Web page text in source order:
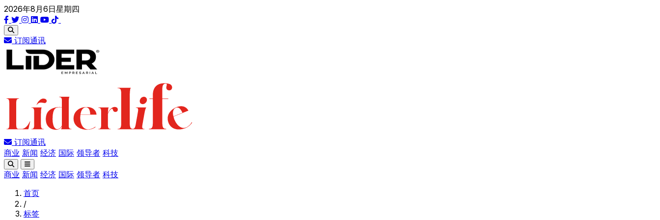
2026年8月6日星期四
订阅通讯
订阅通讯
商业 新闻 经济 国际 领导者 科技
商业 新闻 经济 国际 领导者 科技
首页
/
标签